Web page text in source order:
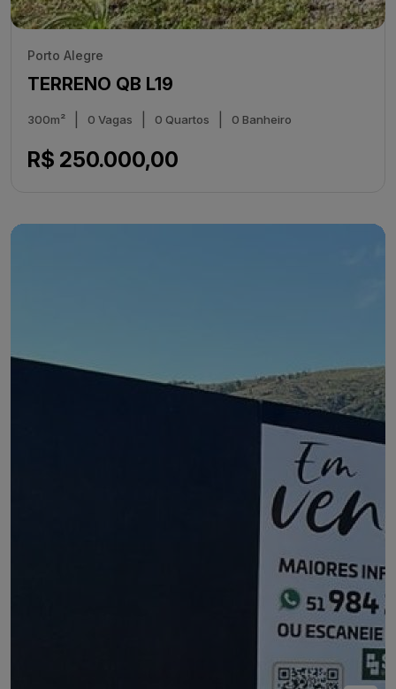
Porto Alegre
TERRENO QB L19
300m² 0 Vagas 0 Quartos 0 Banheiro
R$ 250.000,00